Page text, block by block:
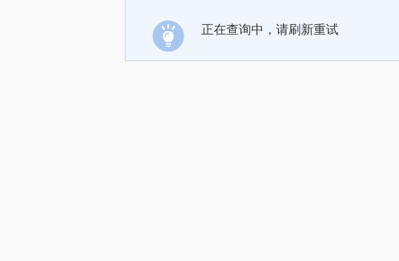
正在查询中，请刷新重试